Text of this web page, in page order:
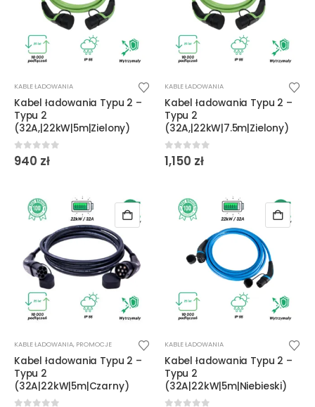
KABLE ŁADOWANIA
Kabel ładowania Typu 2 –
Typu 2
(32A,|22kW|5m|Zielony)
0 out of 5
940 zł
KABLE ŁADOWANIA
Kabel ładowania Typu 2 –
Typu 2
(32A,|22kW|7.5m|Zielony)
0 out of 5
1,150 zł
KABLE ŁADOWANIA, PROMOCJE
Kabel ładowania Typu 2 –
Typu 2
(32A|22kW|5m|Czarny)
KABLE ŁADOWANIA
Kabel ładowania Typu 2 –
Typu 2
(32A|22kW|5m|Niebieski)